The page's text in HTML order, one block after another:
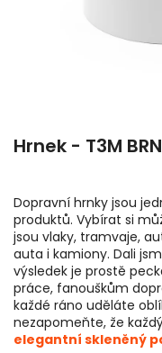
Hrnek - T3M
Dopravní hrnky jsou
produktů. Vybírat si
jsou vlaky, tramvaje,
auta i kamiony. Dali
výsledek je prostě
práce, fanouškům
každé ráno uděláte
nezapomeňte, že
elegantní skleněný